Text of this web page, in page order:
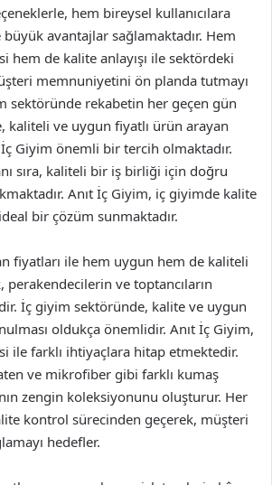
hem bireysel kullanıcılara
avantajlar sağlamaktadır. Hem
hem de kalite anlayışı ile sektördeki
memnuniyetini ön planda tutmayı
sektöründe rekabetin her geçen gün
kaliteli ve uygun fiyatlı ürün arayan
Giyim önemli bir tercih olmaktadır.
sıra, kaliteli bir iş birliği için doğru
Anıt İç Giyim, iç giyimde kalite
bir çözüm sunmaktadır.
fiyatları ile hem uygun hem de kaliteli
perakendecilerin ve toptancıların
İç giyim sektöründe, kalite ve uygun
oldukça önemlidir. Anıt İç Giyim,
ile farklı ihtiyaçlara hitap etmektedir.
ve mikrofiber gibi farklı kumaş
zengin koleksiyonunu oluşturur. Her
kontrol sürecinden geçerek, müşteri
hedefler.